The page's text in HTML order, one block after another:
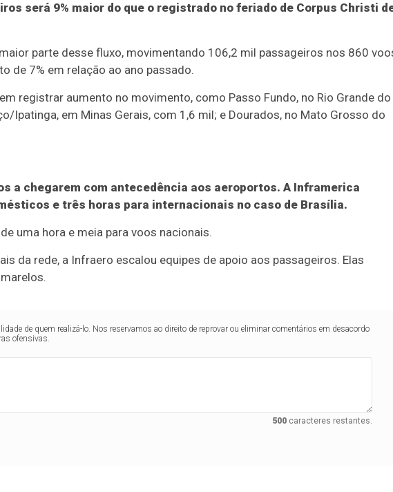
será 9% maior do que o registrado no feriado de Corpus Christi
parte desse fluxo, movimentando 106,2 mil passageiros nos 860
de 7% em relação ao ano passado.
registrar aumento no movimento, como Passo Fundo, no Rio Grande do
Ipatinga, em Minas Gerais, com 1,6 mil; e Dourados, no Mato Grosso do
a chegarem com antecedência aos aeroportos. A Inframerica
e três horas para internacionais no caso de Brasília.
uma hora e meia para voos nacionais.
da rede, a Infraero escalou equipes de apoio aos passageiros. Elas
de quem realizá-lo. Nos reservamos ao direito de reprovar ou eliminar comentários em desacordo
ofensivas.
500caracteres restantes.